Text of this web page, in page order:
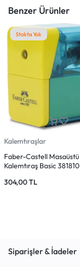
Benzer Ürünler
Stokta Yok
Kalemtıraşlar
Faber-Castell Masaüstü
Kalemtıraş Basic 381810
304,00TL
Siparişler & İadeler